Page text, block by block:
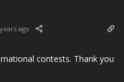
ago
contests. Thank you